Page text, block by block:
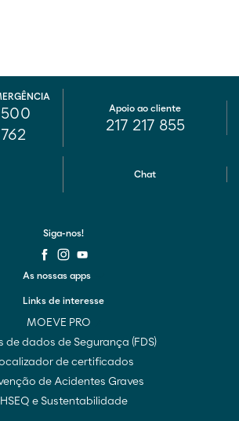
Chat
Apoio ao cliente
217 217 855
Links de interesse
MOEVE PRO
de dados de Segurança (FDS)
de certificados
de Acidentes Graves
HSEQ e Sustentabilidade
As nossas apps
Siga-nos!